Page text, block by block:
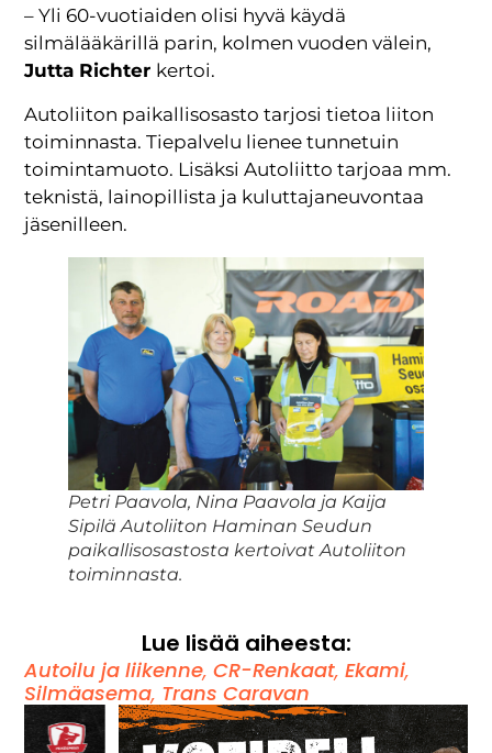
– Yli 60-vuotiaiden olisi hyvä käydä
silmälääkärillä parin, kolmen vuoden välein,
Jutta Richter kertoi.
Autoliiton paikallisosasto tarjosi tietoa liiton
toiminnasta. Tiepalvelu lienee tunnetuin
toimintamuoto. Lisäksi Autoliitto tarjoaa mm.
teknistä, lainopillista ja kuluttajaneuvontaa
jäsenilleen.
Petri Paavola, Nina Paavola ja Kaija
Sipilä Autoliiton Haminan Seudun
paikallisosastosta kertoivat Autoliiton
toiminnasta.
Lue lisää aiheesta:
Autoilu ja liikenne,CR-Renkaat,Ekami,
Silmäasema, Trans Caravan